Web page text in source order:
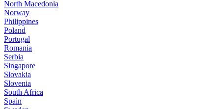
North Macedonia
Norway
Philippines
Poland
Portugal
Romania
Serbia
Singapore
Slovakia
Slovenia
South Africa
Spain